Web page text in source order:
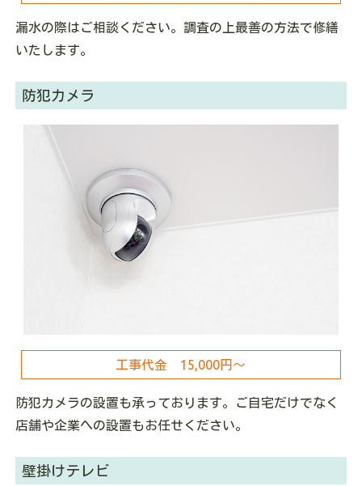
漏水の際はご相談ください。調査の上最善の方法で修繕
いたします。
防犯カメラ
工事代金 15,000円～
防犯カメラの設置も承っております。ご自宅だけでなく
店舗や企業への設置もお任せください。
壁掛けテレビ